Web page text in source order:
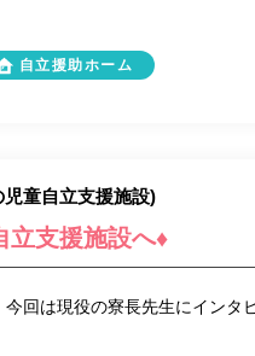
自立援助ホーム
童自立支援施設)
立支援施設へ♦
回は現役の寮長先生にインタ